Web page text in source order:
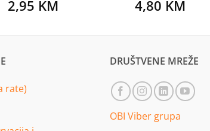
2,95 KM 4,80 KM
rate)
DRUŠTVENE MREŽE
OBI Viber grupa